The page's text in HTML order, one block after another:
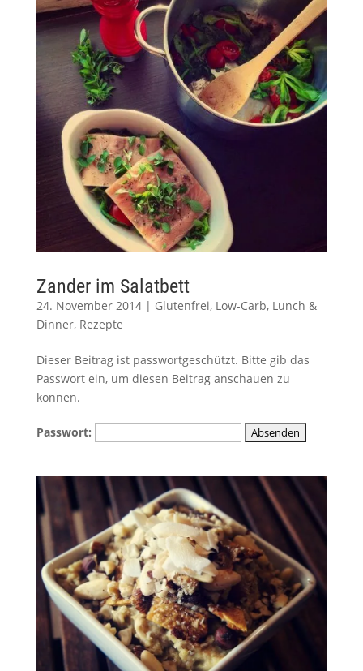
Zander im Salatbett
24. November 2014| Glutenfrei, Low-Carb, Lunch &
Dinner, Rezepte
Dieser Beitrag ist passwortgeschützt. Bitte gib das
Passwort ein, um diesen Beitrag anschauen zu
können.
Passwort: